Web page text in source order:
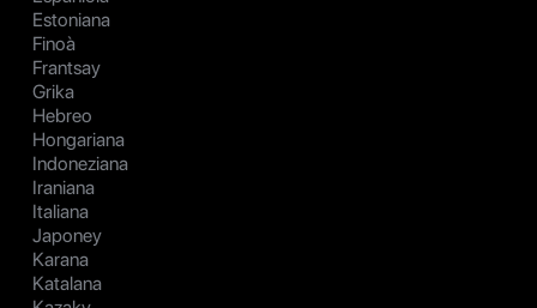
Estoniana
Finoà
Frantsay
Grika
Hebreo
Hongariana
Indoneziana
Iraniana
Italiana
Japoney
Karana
Katalana